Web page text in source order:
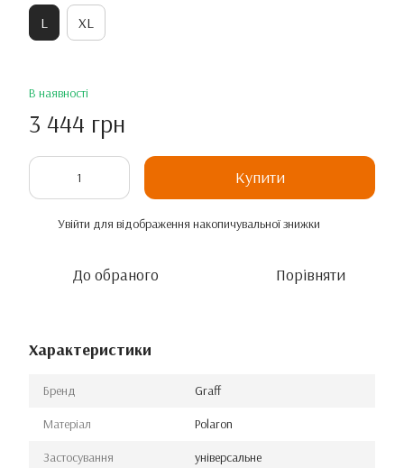
L XL
В наявності
3 444 грн
Купити
Увійти для відображення накопичувальної знижки
До обраного Порівняти
Характеристики
Бренд Graff
Матеріал Polaron
Застосування універсальне